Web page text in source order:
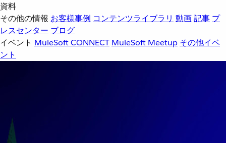
資料
その他の情報 お客様事例 コンテンツライブラリ 動画記事 プ
レスセンター ブログ
イベント MuleSoft CONNECT MuleSoft Meetup その他イベ
ント